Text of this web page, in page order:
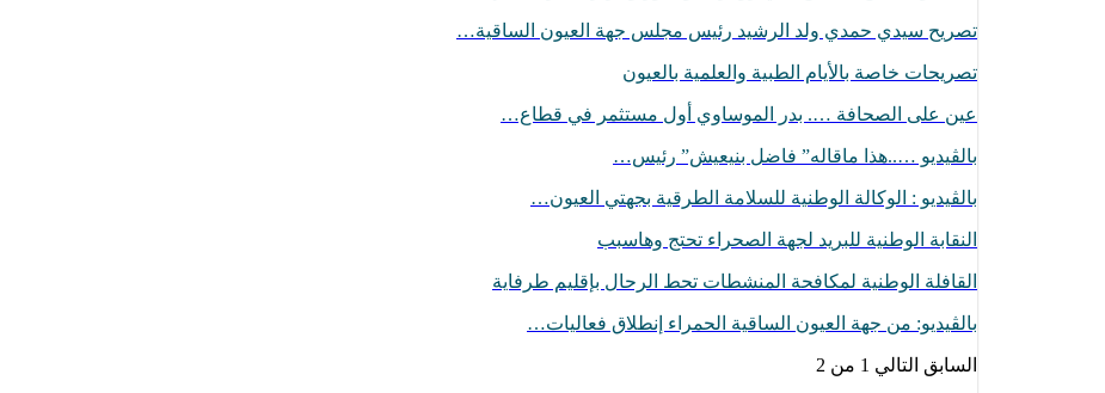
تصريح سيدي حمدي ولد الرشيد رئيس مجلس جهة العيون الساقية…
تصريحات خاصة بالأيام الطبية والعلمية بالعيون
عين على الصحافة …. بدر الموساوي أول مستثمر في قطاع…
بالڤيديو …..هذا ماقاله” فاضل بنيعيش” رئيس…
بالڤيديو : الوكالة الوطنية للسلامة الطرقية بجهتي العيون…
النقابة الوطنية للبريد لجهة الصحراء تحتج وهاسبب
القافلة الوطنية لمكافحة المنشطات تحط الرحال بإقليم طرفاية
بالڤيديو: من جهة العيون الساقية الحمراء إنطلاق فعاليات…
السابق التالي 1 من 2